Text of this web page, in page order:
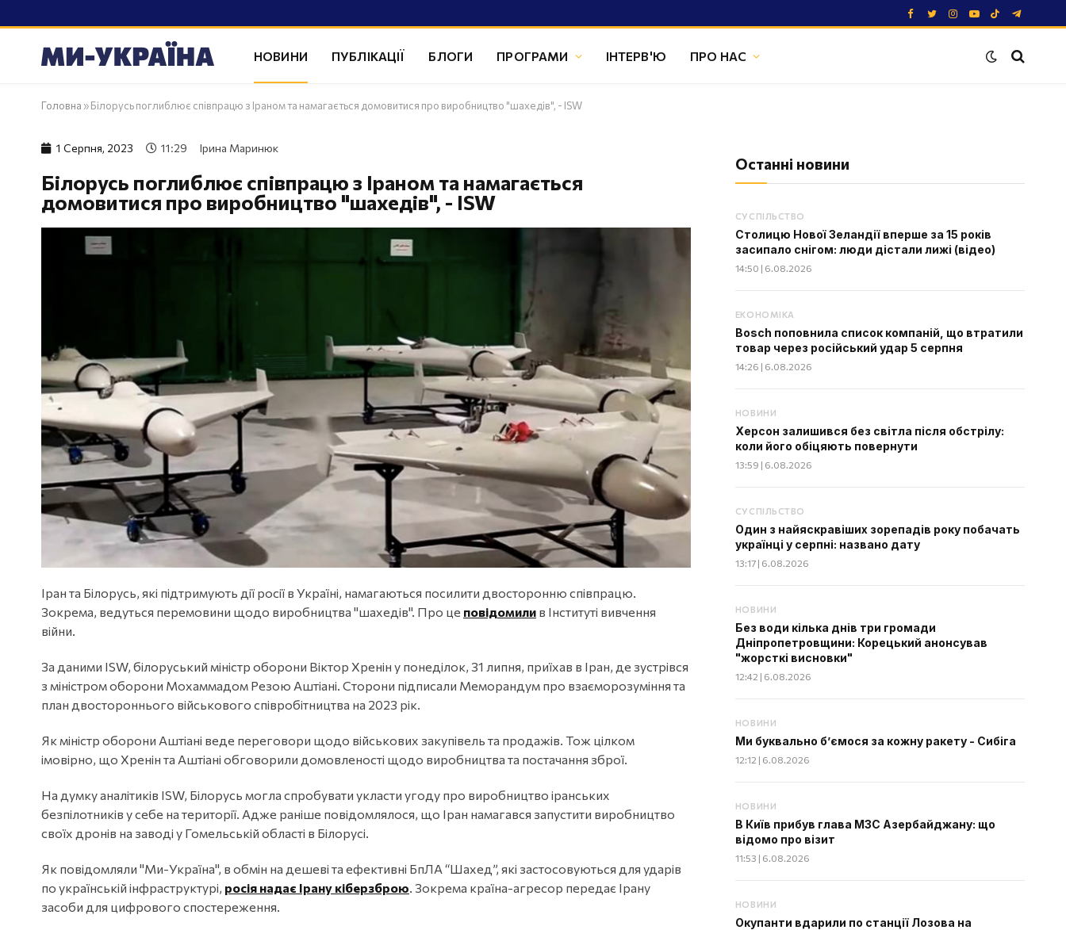
Facebook
TwitterInstagram
YouTube
TikTokTelegram
НОВИНИ ПУБЛІКАЦІЇ БЛОГИ ПРОГРАМИ ІНТЕРВ'Ю ПРО НАС
Головна »Білорусь поглиблює співпрацю з Іраном та намагається домовитися про виробництво "шахедів", - ISW
1 Серпня, 2023 11:29 Ірина Маринюк
Білорусь поглиблює співпрацю з Іраном та намагається
домовитися про виробництво "шахедів", - ISW
Іран та Білорусь, які підтримують дії росії в Україні, намагаються посилити двосторонню співпрацю.
Зокрема, ведуться перемовини щодо виробництва "шахедів". Про це повідомили в Інституті вивчення
війни.
За даними ISW, білоруський міністр оборони Віктор Хренін у понеділок, 31 липня, приїхав в Іран, де зустрівся
з міністром оборони Мохаммадом Резою Аштіані. Сторони підписали Меморандум про взаєморозуміння та
план двостороннього військового співробітництва на 2023 рік.
Як міністр оборони Аштіані веде переговори щодо військових закупівель та продажів. Тож цілком
імовірно, що Хренін та Аштіані обговорили домовленості щодо виробництва та постачання зброї.
На думку аналітиків ISW, Білорусь могла спробувати укласти угоду про виробництво іранських
безпілотників у себе на території. Адже раніше повідомлялося, що Іран намагався запустити виробництво
своїх дронів на заводі у Гомельській області в Білорусі.
Як повідомляли "Ми-Україна", в обмін на дешеві та ефективні БпЛА “Шахед”, які застосовуються для ударів
по українській інфраструктурі, росія надає Ірану кіберзброю. Зокрема країна-агресор передає Ірану
засоби для цифрового спостереження.
Останні новини
СУСПІЛЬСТВО
Столицю Нової Зеландії вперше за 15 років
засипало снігом: люди дістали лижі (відео)
14:50 | 6.08.2026
ЕКОНОМІКА
Bosch поповнила список компаній, що втратили
товар через російський удар 5 серпня
14:26 | 6.08.2026
НОВИНИ
Херсон залишився без світла після обстрілу:
коли його обіцяють повернути
13:59 | 6.08.2026
СУСПІЛЬСТВО
Один з найяскравіших зорепадів року побачать
українці у серпні: названо дату
13:17 | 6.08.2026
НОВИНИ
Без води кілька днів три громади
Дніпропетровщини: Корецький анонсував
"жорсткі висновки"
12:42 | 6.08.2026
НОВИНИ
Ми буквально б’ємося за кожну ракету - Сибіга
12:12 | 6.08.2026
НОВИНИ
В Київ прибув глава МЗС Азербайджану: що
відомо про візит
11:53 | 6.08.2026
НОВИНИ
Окупанти вдарили по станції Лозова на